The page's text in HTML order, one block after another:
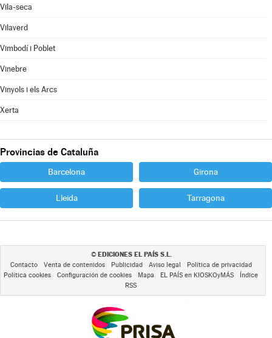
Vila-seca
Vilaverd
Vimbodí i Poblet
Vinebre
Vinyols i els Arcs
Xerta
Provincias de Cataluña
Barcelona Girona
Lleida Tarragona
© EDICIONES EL PAÍS S.L.
Contacto Venta de contenidos Publicidad Aviso legal
Política de privacidad
Política cookies
Configuración de cookies Mapa EL PAÍS en KIOSKOyMÁS
Índice
RSS